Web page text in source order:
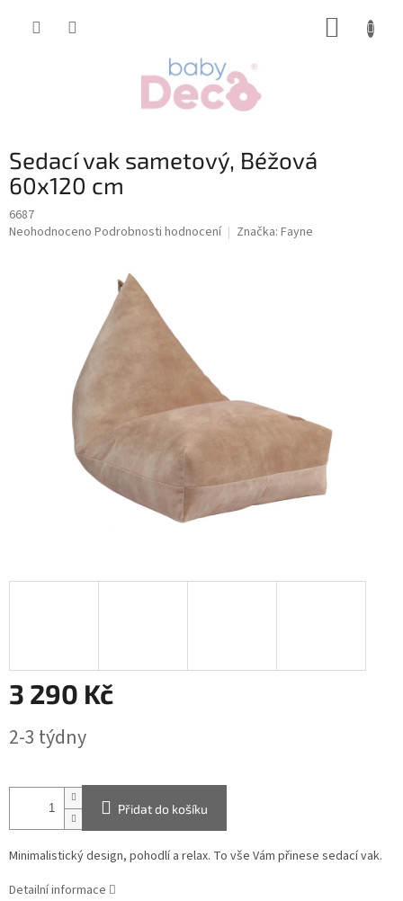
Sedací vak sametový, Béžová
60x120 cm
6687
Průměrné
Neohodnoceno Podrobnosti hodnocení Značka: Fayne
3 290 Kč
cena:
2-3 týdny
Přidat do košíku
Minimalistický design, pohodlí a relax. To vše Vám přinese sedací vak.
Detailní informace